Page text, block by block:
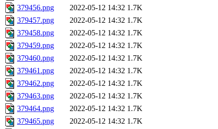
379456.png
2022-05-12 14:32 1.7K
379457.png
2022-05-12 14:32 1.7K
379458.png
2022-05-12 14:32 1.7K
379459.png
2022-05-12 14:32 1.7K
379460.png
2022-05-12 14:32 1.7K
379461.png
2022-05-12 14:32 1.7K
379462.png
2022-05-12 14:32 1.7K
379463.png
2022-05-12 14:32 1.7K
379464.png
2022-05-12 14:32 1.7K
379465.png
2022-05-12 14:32 1.7K